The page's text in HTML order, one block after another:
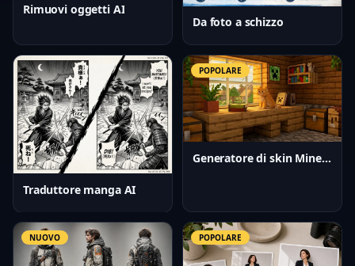
Rimuovi oggetti AI
Da foto a schizzo
Traduttore manga AI
POPOLARE
Generatore di skin Minecraft AI
NUOVO POPOLARE